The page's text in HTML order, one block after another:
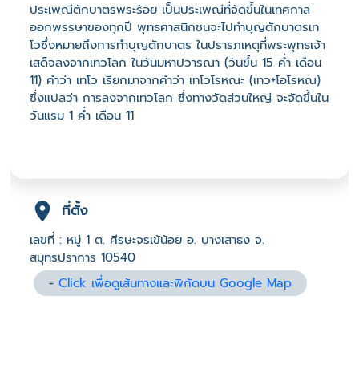
ประเพณีตักบาตรพระร้อย เป็นประเพณีที่จัดขึ้นในเทศกาล
ออกพรรษาของทุกปี พุทธศาสนิกชนจะไปทำบุญตักบาตรเท
โวซึ่งหมายถึงการทำบุญตักบาตร ในปรารภเหตุที่พระพุทธเจ้า
เสด็จลงจากเทวโลก ในวันมหาปวารณา (วันขึ้น 15 ค่ำ เดือน
11) คำว่า เทโว เรียกมาจากคำว่า เทโวโรหณะ (เทว+โอโรหณ)
ซึ่งแปลว่า การลงจากเทวโลก ซึ่งทางวัดส่วนใหญ่ จะจัดขึ้นใน
วันแรม 1 ค่ำ เดือน 11
ที่ตั้ง
เลขที่ : หมู่ 1 ต. ศีรษะจรเข้น้อย อ. บางเสาธง จ.
สมุทรปราการ 10540
-Click เพื่อดูเส้นทางและพิกัดบน Google Map